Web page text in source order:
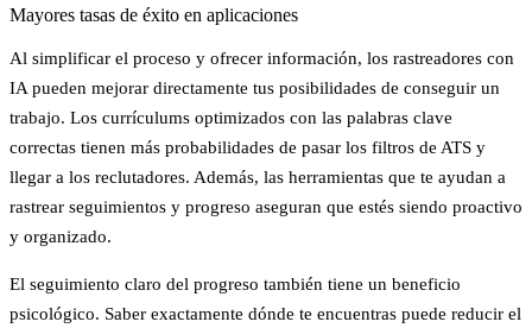
Mayores tasas de éxito en aplicaciones
Al simplificar el proceso y ofrecer información, los rastreadores con
IA pueden mejorar directamente tus posibilidades de conseguir un
trabajo. Los currículums optimizados con las palabras clave
correctas tienen más probabilidades de pasar los filtros de ATS y
llegar a los reclutadores. Además, las herramientas que te ayudan a
rastrear seguimientos y progreso aseguran que estés siendo proactivo
y organizado.
El seguimiento claro del progreso también tiene un beneficio
psicológico. Saber exactamente dónde te encuentras puede reducir el